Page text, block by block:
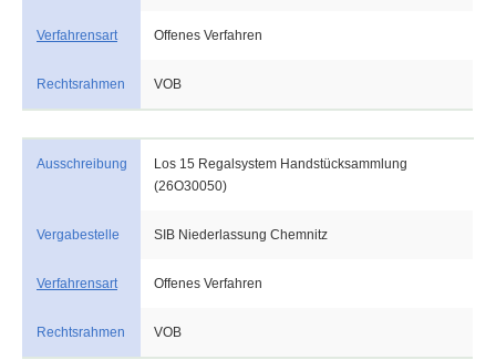
Verfahrensart Offenes Verfahren
Rechtsrahmen VOB
Ausschreibung
Los 15 Regalsystem Handstücksammlung
(26O30050)
Vergabestelle SIB Niederlassung Chemnitz
Verfahrensart Offenes Verfahren
Rechtsrahmen VOB